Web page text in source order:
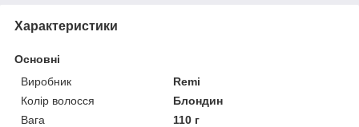
Характеристики
Основні
Виробник
Remi
Колір волосся
Блондин
Вага
110 г